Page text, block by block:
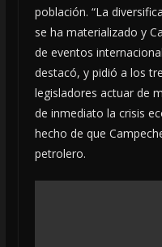
población. “La
se ha materializado y
de eventos
destacó, y pidió a los
legisladores actuar de
de inmediato la crisis
hecho de que
petrolero.